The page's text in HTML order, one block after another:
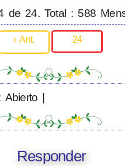
de 24. Total : 588
‹ Ant. 24
|
Responder